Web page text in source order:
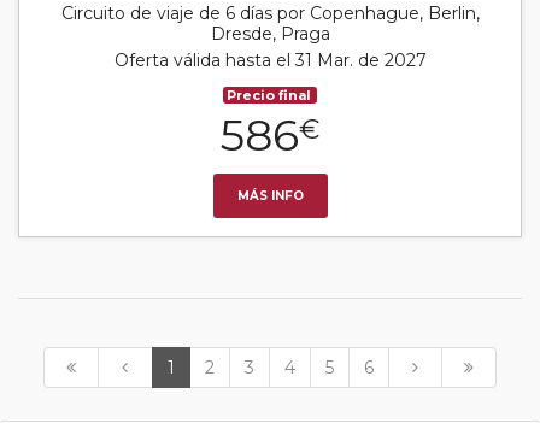
Circuito de viaje de 6 días por Copenhague, Berlin,
Dresde, Praga
Oferta válida hasta el 31 Mar. de 2027
Precio final
586€
MÁS INFO
1 2 3 4 5 6